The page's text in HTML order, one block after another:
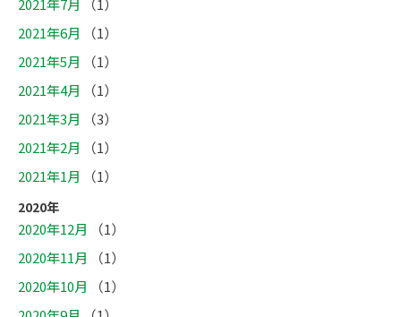
2021年7月
（1）
2021年6月
（1）
2021年5月
（1）
2021年4月
（1）
2021年3月
（3）
2021年2月
（1）
2021年1月
（1）
2020年
2020年12月
（1）
2020年11月
（1）
2020年10月
（1）